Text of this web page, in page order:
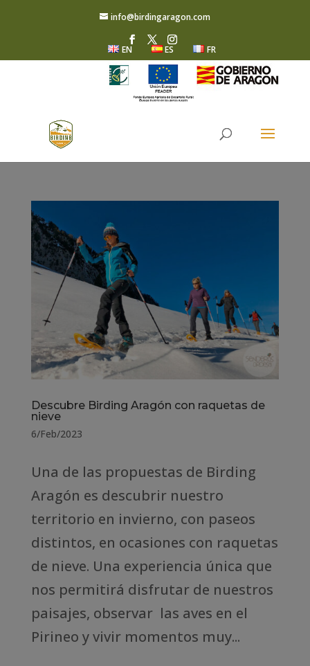
info@birdingaragon.com
EN ES FR
Descubre Birding Aragón con raquetas de
nieve
6/Feb/2023
Una de las propuestas de Birding
Aragón es descubrir nuestro
territorio en invierno, con paseos
distintos, en ocasiones con raquetas
de nieve. Una experiencia única que
nos permitirá disfrutar de nuestros
paisajes, observar las aves en el
Pirineo y vivir momentos muy...